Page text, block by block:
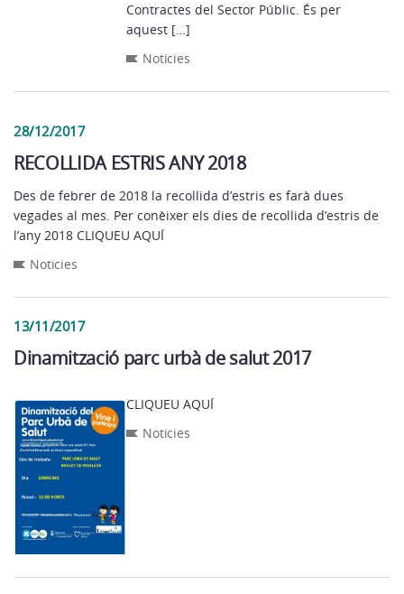
Contractes del Sector Públic. És per
aquest […]
Noticies
28/12/2017
RECOLLIDA ESTRIS ANY 2018
Des de febrer de 2018 la recollida d’estris es farà dues
vegades al mes. Per conèixer els dies de recollida d’estris de
l’any 2018 CLIQUEU AQUÍ
Noticies
13/11/2017
Dinamització parc urbà de salut 2017
CLIQUEU AQUÍ
Noticies